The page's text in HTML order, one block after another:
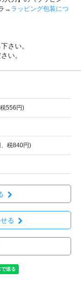
→ ラッピング包装につ
さい。
い。
556円)
税840円)
る